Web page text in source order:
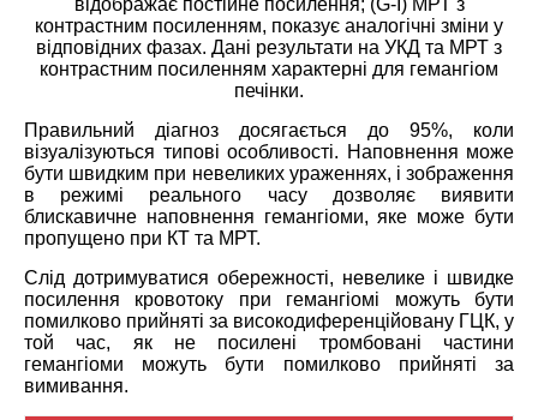
контрастним посиленням, показує аналогічні зміни у
відповідних фазах. Дані результати на УКД та МРТ з
контрастним посиленням характерні для гемангіом
печінки.
Правильний діагноз досягається до 95%, коли
візуалізуються типові особливості. Наповнення може
бути швидким при невеликих ураженнях, і зображення
в режимі реального часу дозволяє виявити
блискавичне наповнення гемангіоми, яке може бути
пропущено при КТ та MРТ.
Слід дотримуватися обережності, невелике і швидке
посилення кровотоку при гемангіомі можуть бути
помилково прийняті за високодиференційовану ГЦК, у
той час, як не посилені тромбовані частини
гемангіоми можуть бути помилково прийняті за
вимивання.